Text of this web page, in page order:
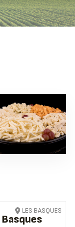
LES BASQUES